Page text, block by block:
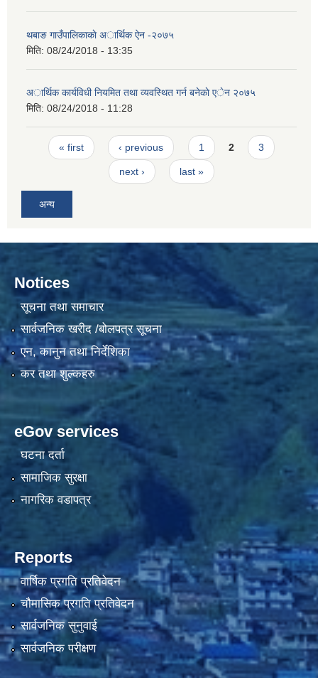
थबाङ गाउँपालिकाकाे अार्थिक ऐन -२०७५
मिति: 08/24/2018 - 13:35
अार्थिक कार्यविधी नियमित तथा व्यवस्थित गर्न बनेकाे एेन २०७५
मिति: 08/24/2018 - 11:28
Pages
« first ‹ previous 1 2 3
next › last »
अन्य
Notices
सूचना तथा समाचार
सार्वजनिक खरीद /बोलपत्र सूचना
एन, कानुन तथा निर्देशिका
कर तथा शुल्कहरु
eGov services
घटना दर्ता
सामाजिक सुरक्षा
नागरिक वडापत्र
Reports
वार्षिक प्रगति प्रतिवेदन
चौमासिक प्रगति प्रतिवेदन
सार्वजनिक सुनुवाई
सार्वजनिक परीक्षण